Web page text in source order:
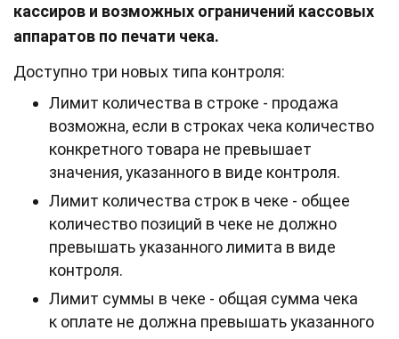
кассиров и возможных ограничений кассовых
аппаратов по печати чека.
Доступно три новых типа контроля:
Лимит количества в строке - продажа
возможна, если в строках чека количество
конкретного товара не превышает
значения, указанного в виде контроля.
Лимит количества строк в чеке - общее
количество позиций в чеке не должно
превышать указанного лимита в виде
контроля.
Лимит суммы в чеке - общая сумма чека
к оплате не должна превышать указанного